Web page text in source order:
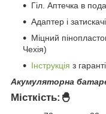
Гіл. Аптечка в
Адаптер і
Міцний
Чехія)
Інструкція з
Акумуляторна
Місткість:🐣